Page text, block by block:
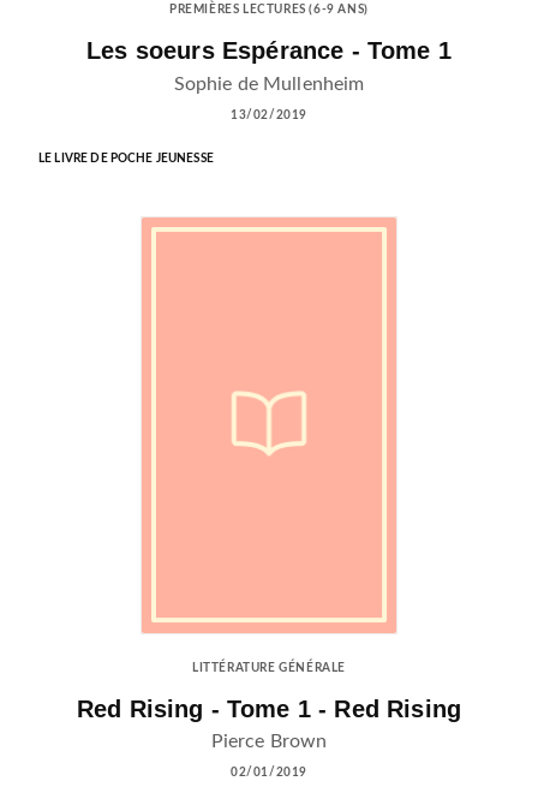
PREMIÈRES LECTURES (6-9 ANS)
Les soeurs Espérance - Tome 1
Sophie de Mullenheim
13/02/2019
LE LIVRE DE POCHE JEUNESSE
LITTÉRATURE GÉNÉRALE
Red Rising - Tome 1 - Red Rising
Pierce Brown
02/01/2019